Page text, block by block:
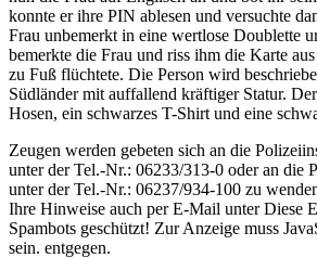
konnte er ihre PIN ablesen und versuchte
Frau unbemerkt in eine wertlose Doublette
bemerkte die Frau und riss ihm die Karte
zu Fuß flüchtete. Die Person wird
Südländer mit auffallend kräftiger Statur.
Hosen, ein schwarzes T-Shirt und eine
Zeugen werden gebeten sich an die
unter der Tel.-Nr.: 06233/313-0 oder an die
unter der Tel.-Nr.: 06237/934-100 zu
Ihre Hinweise auch per E-Mail unterDiese
Spambots geschützt! Zur Anzeige muss
sein. entgegen.